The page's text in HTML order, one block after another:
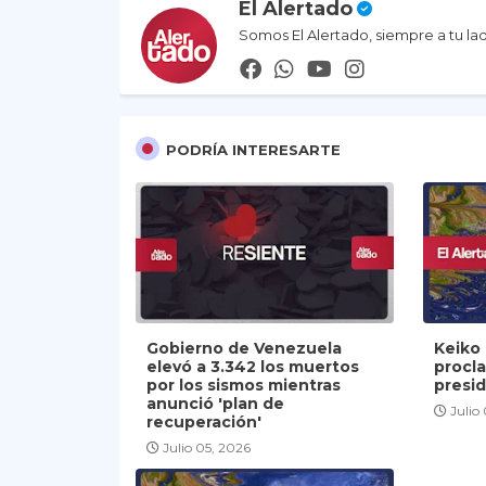
El Alertado
Somos El Alertado, siempre a tu
PODRÍA INTERESARTE
Gobierno de Venezuela
elevó a 3.342 los muertos
por los sismos mientras
anunció 'plan de
recuperación'
Julio 05, 2026
Keiko
Julio